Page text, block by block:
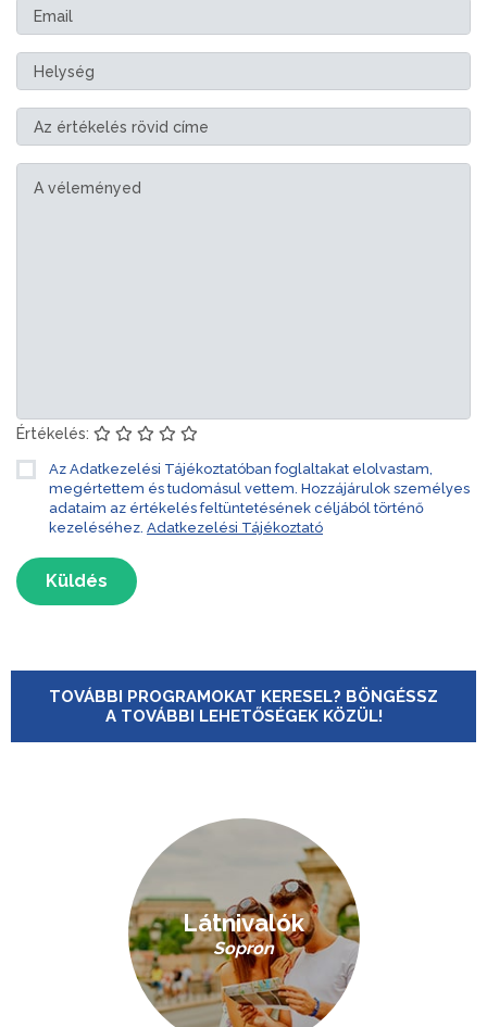
Értékelés:
Az Adatkezelési Tájékoztatóban foglaltakat elolvastam,
megértettem és tudomásul vettem. Hozzájárulok személyes
adataim az értékelés feltüntetésének céljából történő
kezeléséhez. Adatkezelési Tájékoztató
Küldés
TOVÁBBI PROGRAMOKAT KERESEL? BÖNGÉSSZ
A TOVÁBBI LEHETŐSÉGEK KÖZÜL!
Látnivalók
Sopron